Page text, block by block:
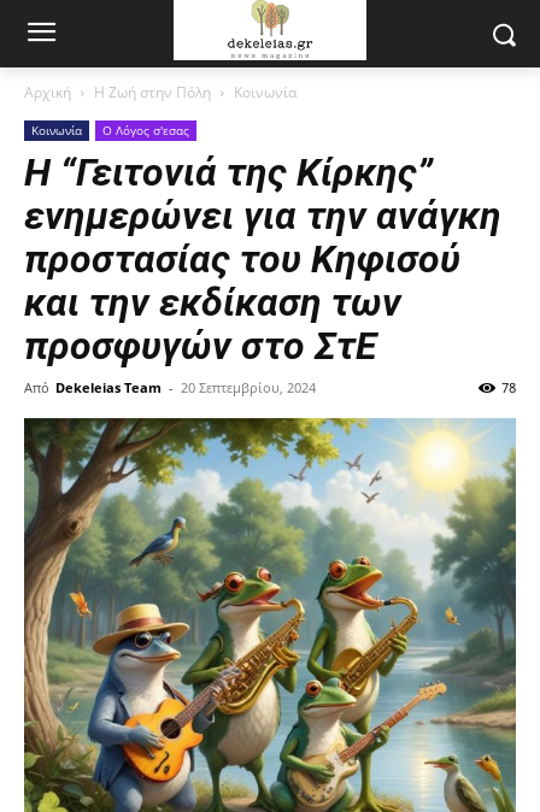
Αρχική Η Ζωή στην Πόλη Κοινωνία
Κοινωνία Ο Λόγος σ'εσας
Η “Γειτονιά της Κίρκης”
ενημερώνει για την ανάγκη
προστασίας του Κηφισού
και την εκδίκαση των
προσφυγών στο ΣτΕ
Από Dekeleias Team - 20 Σεπτεμβρίου, 2024 78